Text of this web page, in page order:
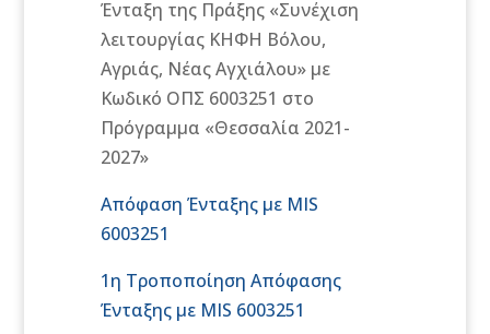
Ένταξη της Πράξης «Συνέχιση
λειτουργίας ΚΗΦΗ Βόλου,
Αγριάς, Νέας Αγχιάλου» με
Κωδικό ΟΠΣ 6003251 στο
Πρόγραμμα «Θεσσαλία 2021-
2027»
Απόφαση Ένταξης με MIS
6003251
1η Tροποποίηση Απόφασης
Ένταξης με MIS 6003251